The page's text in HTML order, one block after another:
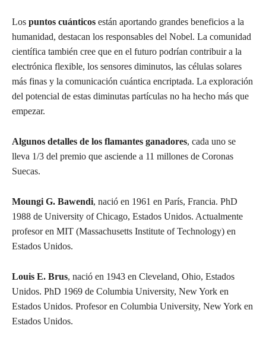
Los puntos cuánticos están aportando grandes beneficios a la
humanidad, destacan los responsables del Nobel. La comunidad
científica también cree que en el futuro podrían contribuir a la
electrónica flexible, los sensores diminutos, las células solares
más finas y la comunicación cuántica encriptada. La exploración
del potencial de estas diminutas partículas no ha hecho más que
empezar.
Algunos detalles de los flamantes ganadores, cada uno se
lleva 1/3 del premio que asciende a 11 millones de Coronas
Suecas.
Moungi G. Bawendi, nació en 1961 en París, Francia. PhD
1988 de University of Chicago, Estados Unidos. Actualmente
profesor en MIT (Massachusetts Institute of Technology) en
Estados Unidos.
Louis E. Brus, nació en 1943 en Cleveland, Ohio, Estados
Unidos. PhD 1969 de Columbia University, New York en
Estados Unidos. Profesor en Columbia University, New York en
Estados Unidos.